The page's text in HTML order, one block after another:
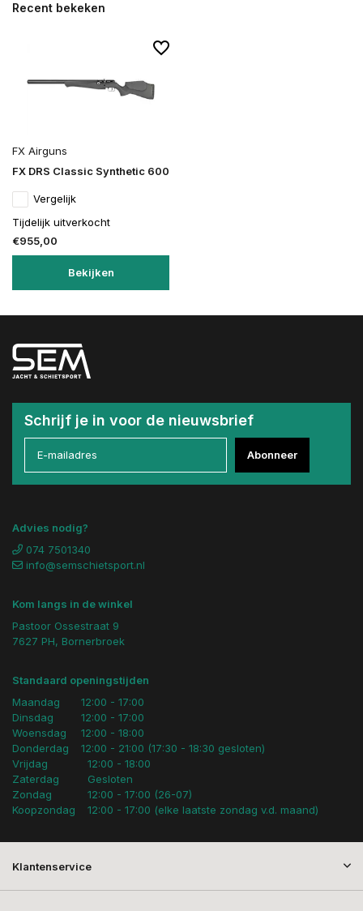
Recent bekeken
FX Airguns
FX DRS Classic Synthetic 600
Vergelijk
Tijdelijk uitverkocht
€955,00
Bekijken
Schrijf je in voor de nieuwsbrief
Abonneer
Advies nodig?
074 7501340
info@semschietsport.nl
Kom langs in de winkel
Pastoor Ossestraat 9
7627 PH, Bornerbroek
Standaard openingstijden
Maandag
Dinsdag
Woensdag
Donderdag
12:00 - 17:00
12:00 - 17:00
12:00 - 18:00
12:00 - 21:00 (17:30 - 18:30 gesloten)
Vrijdag
Zaterdag
Zondag
Koopzondag
12:00 - 18:00
Gesloten
12:00 - 17:00 (26-07)
12:00 - 17:00 (elke laatste zondag v.d. maand)
Klantenservice